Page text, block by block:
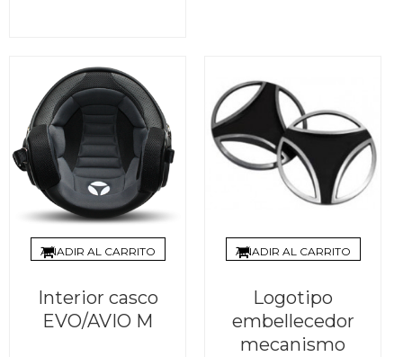
AÑADIR AL CARRITO
Interior casco
EVO/AVIO M
AÑADIR AL CARRITO
Logotipo
embellecedor
mecanismo